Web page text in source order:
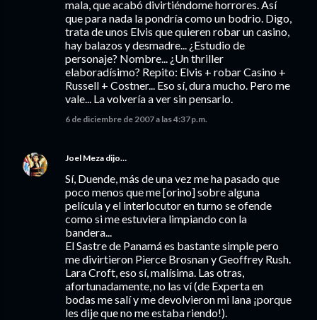
mala, que acabó divirtiéndome horrores. Así
que para nada la pondría como un bodrio. Digo,
trata de unos Elvis que quieren robar un casino,
hay balazos y desmadre... ¿Estudio de
personaje? Nombre... ¿Un thriller
elaboradísimo? Repito: Elvis + robar Casino +
Russell + Costner... Eso sí, dura mucho. Pero me
vale... La volvería a ver sin pensarlo.
6 de diciembre de 2007 a las 4:37 p.m.
Joel Meza dijo…
Sí, Duende, más de una vez me ha pasado que
poco menos que me [orino] sobre alguna
película y el interlocutor en turno se ofende
como si me estuviera limpiando con la
bandera...
El Sastre de Panamá es bastante simple pero
me divirtieron Pierce Brosnan y Geoffrey Rush.
Lara Croft, eso sí, malísima. Las otras,
afortunadamente, no las ví (de Experta en
bodas me salí y me devolvieron mi lana ¡porque
les dije que no me estaba riendo!).